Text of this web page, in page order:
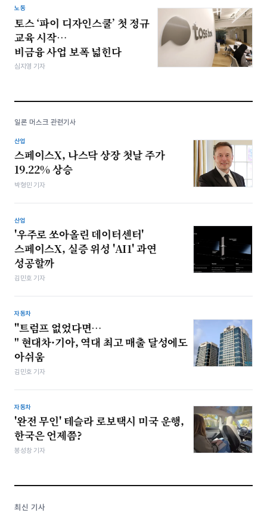
노동
토스 ‘파이 디자인스쿨’ 첫 정규
교육 시작…
비금융 사업 보폭 넓힌다
심지영 기자
일론 머스크 관련기사
산업
스페이스X, 나스닥 상장 첫날 주가
19.22% 상승
박형민 기자
산업
'우주로 쏘아올린 데이터센터'
스페이스X, 실증 위성 'AI1' 과연
성공할까
김민호 기자
자동차
"트럼프 없었다면…
" 현대차·기아, 역대 최고 매출 달성에도
아쉬움
김민호 기자
자동차
'완전 무인' 테슬라 로보택시 미국 운행,
한국은 언제쯤?
봉성창 기자
최신 기사